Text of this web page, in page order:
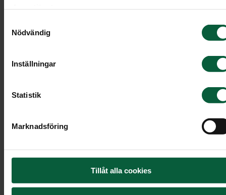
Nödvändig
Inställningar
Statistik
Marknadsföring
Tillåt alla cookies
Om det inte finns en minnessida
Om den avlidna inte har någon minnessida går
bra att ringa oss för att anmäla dig. Glöm inte att
ange eventuella allergier eller specialkost.
Läs vidare